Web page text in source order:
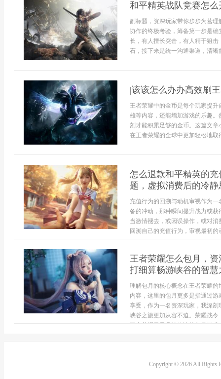
和平精英战队竞赛怎
副标题，资深玩家带你步步为营
协作的终极考验，筹备第一步是
长，有人擅长突击，有人精于狙
石，接下来是统一沟通渠道，清
|该该怎么办办高效刷
王者荣耀中的金币是每个玩家提
雄等内容，还能增加游戏的乐趣
刻才能积累足够的金币。这篇文
在王者荣耀的全球中更加轻松地
怎么退款和平精英的
题，虚拟消费后的冷
充值行为的回溯与动机审视作为
备的冲动，那种瞬间提升战力或
当激情褪去，或因误操作，或对
回溯自己的充值行为，审视最初
王者荣耀怎么包月，
打细算畅游峡谷的智慧
理解包月的核心概念在王者荣耀
内容，这里的包月更多是指通过
享受，作为一名资深玩家，我深
峡谷之旅更加从容不迫。荣耀战
王者荣耀里最具性价比的包月形式
Copyright © 2026 All Rights